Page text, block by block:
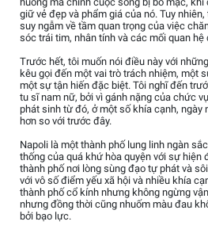
giữ vẻ đẹp và phẩm giá của nó. Tuy
suy ngẫm về tầm quan trọng của việc
sóc trái tim, nhân tính và các mối quan hệ
Trước hết, tôi muốn nói điều này với
kêu gọi đến một vai trò trách nhiệm, một
một sự tận hiến đặc biệt. Tôi nghĩ đến
tu sĩ nam nữ, bởi vì gánh nặng của chức
phát sinh từ đó, ở một số khía cạnh, ngày
hơn so với trước đây.
Napoli là một thành phố lung linh ngàn
thống của quá khứ hòa quyện với sự hiện
thành phố nơi lòng sùng đạo tự phát và
với vô số điểm yếu xã hội và nhiều khía
thành phố cổ kính nhưng không ngừng
nhưng đồng thời cũng nhuốm màu đau
bởi bạo lực.